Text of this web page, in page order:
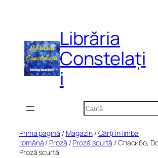
Librăria
Constelați
i
Caută
Prima pagină / Magazin/Cărți în limba
română / Proză /Proză scurtă / Cпасибо,
Proză scurtă